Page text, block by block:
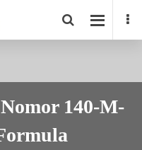
140-M-